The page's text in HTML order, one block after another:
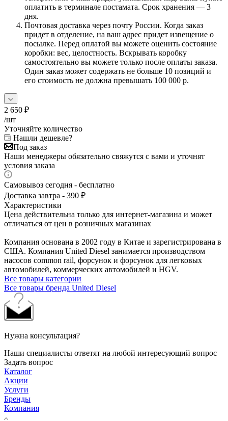
оплатить в терминале постамата. Срок хранения — 3
дня.
Почтовая доставка через почту России. Когда заказ
придет в отделение, на ваш адрес придет извещение о
посылке. Перед оплатой вы можете оценить состояние
коробки: вес, целостность. Вскрывать коробку
самостоятельно вы можете только после оплаты заказа.
Один заказ может содержать не больше 10 позиций и
его стоимость не должна превышать 100 000 р.
2 650 ₽
/шт
Уточняйте количество
Нашли дешевле?
Под заказ
Наши менеджеры обязательно свяжутся с вами и уточнят
условия заказа
Самовывоз сегодня - бесплатно
Доставка завтра - 390 ₽
Характеристики
Цена действительна только для интернет-магазина и может
отличаться от цен в розничных магазинах
Компания основана в 2002 году в Китае и зарегистрирована в
США. Компания United Diesel занимается производством
насосов common rail, форсунок и форсунок для легковых
автомобилей, коммерческих автомобилей и HGV.
Все товары категории
Все товары бренда United Diesel
Нужна консультация?
Наши специалисты ответят на любой интересующий вопрос
Задать вопрос
Каталог
Акции
Услуги
Бренды
Компания